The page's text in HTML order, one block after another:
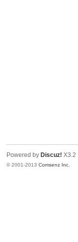
Powered by Discuz! X3.2
© 2001-2013Comsenz Inc.